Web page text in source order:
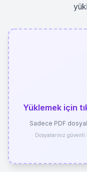
Yüklemek için
Sadece PDF
Dosyalarınız